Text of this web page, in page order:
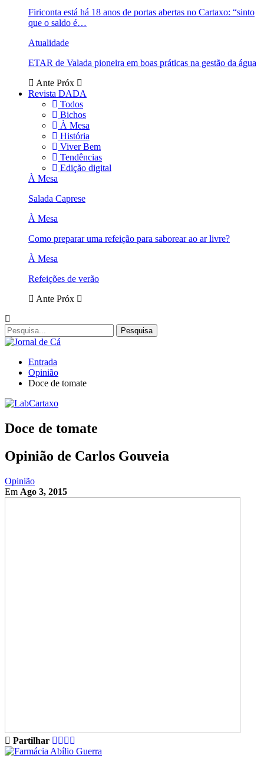
Firiconta está há 18 anos de portas abertas no Cartaxo: “sinto
que o saldo é…
Atualidade
ETAR de Valada pioneira em boas práticas na gestão da água
Ante Próx
Revista DADA
Todos
Bichos
À Mesa
História
Viver Bem
Tendências
Edição digital
À Mesa
Salada Caprese
À Mesa
Como preparar uma refeição para saborear ao ar livre?
À Mesa
Refeições de verão
Ante Próx
Entrada
Opinião
Doce de tomate
Doce de tomate
Opinião de Carlos Gouveia
Opinião
Em Ago 3, 2015
Partilhar